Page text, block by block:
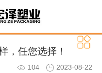
，任您选择！
104 2023-08-22